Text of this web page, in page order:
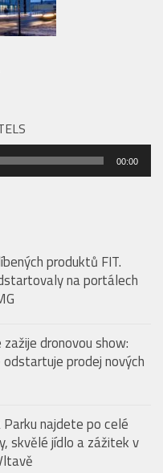
00:00
produktů FIT.
na portálech
dronovou show:
prodej nových
najdete po celé
skvělé jídlo a zážitek v